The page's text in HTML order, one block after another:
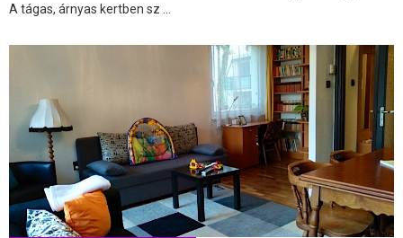
A tágas, árnyas kertben sz ...